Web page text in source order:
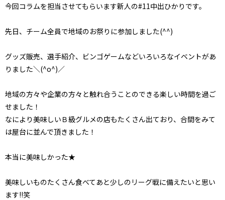
今回コラムを担当させてもらいます新人の#11中出ひかりです。
先日、チーム全員で地域のお祭りに参加しました(^^)
グッズ販売、選手紹介、ビンゴゲームなどいろいろなイベントがあ
りました＼(^o^)／
地域の方々や企業の方々と触れ合うことのできる楽しい時間を過ご
せました！
なにより美味しいＢ級グルメの店もたくさん出ており、合間をみて
は屋台に並んで頂きました！
本当に美味しかった★
美味しいものたくさん食べてあと少しのリーグ戦に備えたいと思い
ます!!笑